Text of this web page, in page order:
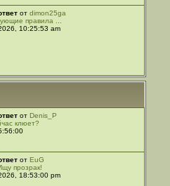
от dimon25ga
правила ...
10:25:53 am
от Denis_P
клюет?
от EuG
прозрак!
18:53:00 pm